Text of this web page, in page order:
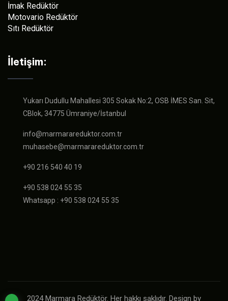
İmak Redüktör
Motovario Redüktör
Sıtı Redüktör
İletişim:
Yukarı Dudullu Mahallesi 305 Sokak No:2, OSB İMES San. Sit,
CBlok, 34775 Ümraniye/İstanbul
info@marmarareduktor.com.tr
muhasebe@marmarareduktor.com.tr
+90 216 540 40 19
+90 538 024 55 35
Whatsapp : +90 538 024 55 35
2024 Marmara Redüktör. Her hakkı saklıdır. Design by